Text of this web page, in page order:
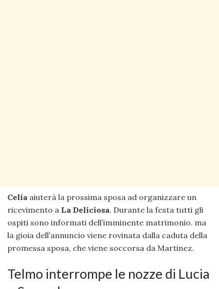
Celia aiuterà la prossima sposa ad organizzare un
ricevimento a La Deliciosa. Durante la festa tutti gli
ospiti sono informati dell’imminente matrimonio. ma
la gioia dell’annuncio viene rovinata dalla caduta della
promessa sposa, che viene soccorsa da Martinez.
Telmo interrompe le nozze di Lucia